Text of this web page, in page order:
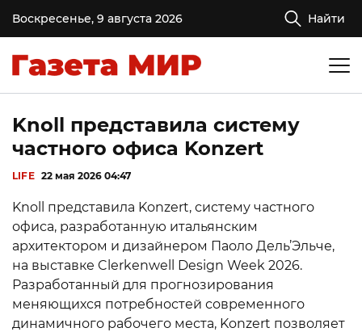
Воскресенье, 9 августа 2026 Найти
Knoll представила систему
частного офиса Konzert
LIFE 22 мая 2026 04:47
Knoll представила Konzert, систему частного
офиса, разработанную итальянским
архитектором и дизайнером Паоло Дель’Эльче,
на выставке Clerkenwell Design Week 2026.
Разработанный для прогнозирования
меняющихся потребностей современного
динамичного рабочего места, Konzert позволяет